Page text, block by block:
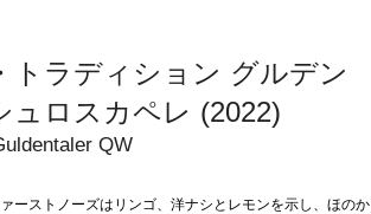
トラディション グルデン
ュロスカペレ (2022)
QW
ーストノーズはリンゴ、洋ナシとレモンを示し、ほのか